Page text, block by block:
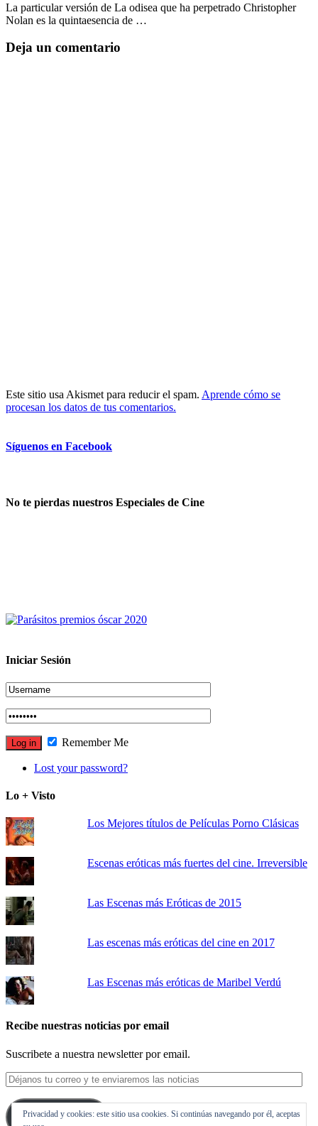
La particular versión de La odisea que ha perpetrado Christopher
Nolan es la quintaesencia de …
Deja un comentario
Este sitio usa Akismet para reducir el spam. Aprende cómo se
procesan los datos de tus comentarios.
Síguenos en Facebook
No te pierdas nuestros Especiales de Cine
Iniciar Sesión
Remember Me
Lost your password?
Lo + Visto
Los Mejores títulos de Películas Porno Clásicas
Escenas eróticas más fuertes del cine. Irreversible
Las Escenas más Eróticas de 2015
Las escenas más eróticas del cine en 2017
Las Escenas más eróticas de Maribel Verdú
Recibe nuestras noticias por email
Suscribete a nuestra newsletter por email.
Déjanos
tu
correo
y
Suscribirse
Privacidad y cookies: este sitio usa cookies. Si continúas navegando por él, aceptas